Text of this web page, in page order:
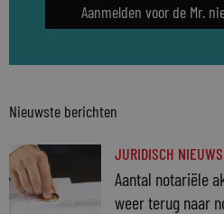
Aanmelden voor de Mr.
Nieuwste berichten
JURIDISCH NIEUWS
Aantal notariële
weer terug naar